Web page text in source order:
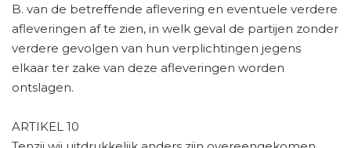
B. van de betreffende aflevering en eventuele verdere
afleveringen af te zien, in welk geval de partijen zonder
verdere gevolgen van hun verplichtingen jegens
elkaar ter zake van deze afleveringen worden
ontslagen.
ARTIKEL 10